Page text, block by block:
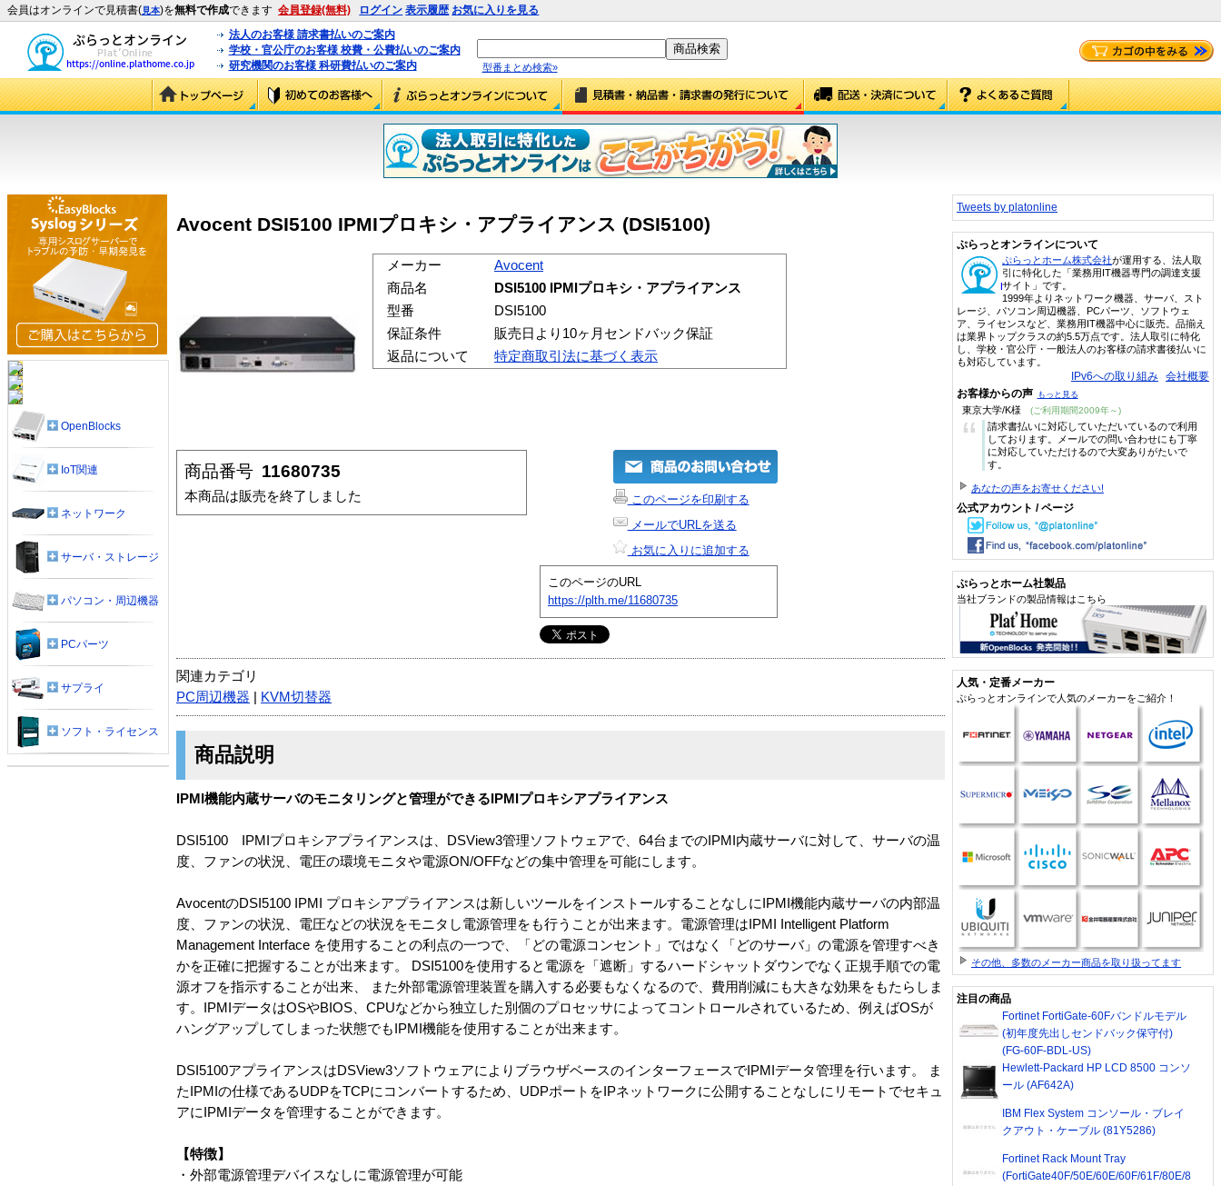
会員はオンラインで見積書(見本)を無料で作成できます 会員登録(無料) ログイン 表示履歴 お気に入りを見る
法人のお客様 請求書払いのご案内
学校・官公庁のお客様 校費・公費払いのご案内
研究機関のお客様 科研費払いのご案内
型番まとめ検索»
Avocent DSI5100 IPMIプロキシ・アプライアンス (DSI5100)
メーカー
Avocent
商品名
DSI5100 IPMIプロキシ・アプライアンス
型番
DSI5100
保証条件
販売日より10ヶ月センドバック保証
返品について
特定商取引法に基づく表示
商品番号 11680735
本商品は販売を終了しました
このページを印刷する
メールでURLを送る
お気に入りに追加する
このページのURL
https://plth.me/11680735
関連カテゴリ
PC周辺機器
KVM切替器
商品説明
IPMI機能内蔵サーバのモニタリングと管理ができるIPMIプロキシアプライアンス
DSI5100 IPMIプロキシアプライアンスは、DSView3管理ソフトウェアで、64台までのIPMI内蔵サーバに対して、サーバの温
度、ファンの状況、電圧の環境モニタや電源ON/OFFなどの集中管理を可能にします。
AvocentのDSI5100 IPMI プロキシアプライアンスは新しいツールをインストールすることなしにIPMI機能内蔵サーバの内部温
度、ファンの状況、電圧などの状況をモニタし電源管理をも行うことが出来ます。電源管理はIPMI Intelligent Platform
Management Interface を使用することの利点の一つで、「どの電源コンセント」ではなく「どのサーバ」の電源を管理すべき
かを正確に把握することが出来ます。 DSI5100を使用すると電源を「遮断」するハードシャットダウンでなく正規手順での電
源オフを指示することが出来、 また外部電源管理装置を購入する必要もなくなるので、費用削減にも大きな効果をもたらしま
す。IPMIデータはOSやBIOS、CPUなどから独立した別個のプロセッサによってコントロールされているため、例えばOSが
ハングアップしてしまった状態でもIPMI機能を使用することが出来ます。
DSI5100アプライアンスはDSView3ソフトウェアによりブラウザベースのインターフェースでIPMIデータ管理を行います。 ま
たIPMIの仕様であるUDPをTCPにコンバートするため、UDPポートをIPネットワークに公開することなしにリモートでセキュ
アにIPMIデータを管理することができます。
【特徴】
・外部電源管理デバイスなしに電源管理が可能
OpenBlocks
IoT関連
ネットワーク
サーバ・ストレージ
パソコン・周辺機器
PCパーツ
サプライ
ソフト・ライセンス
Tweets by platonline
ぷらっとオンラインについて
ぷらっとホーム株式会社が運用する、法人取
引に特化した「業務用IT機器専門の調達支援
サイト」です。
1999年よりネットワーク機器、サーバ、スト
レージ、パソコン周辺機器、PCパーツ、ソフトウェ
ア、ライセンスなど、業務用IT機器中心に販売。品揃え
は業界トップクラスの約5.5万点です。法人取引に特化
し、学校・官公庁・一般法人のお客様の請求書後払いに
も対応しています。
IPv6への取り組み 会社概要
お客様からの声 もっと見る
東京大学/K様 (ご利用期間2009年～)
“
請求書払いに対応していただいているので利用
しております。メールでの問い合わせにも丁寧
に対応していただけるので大変ありがたいで
す。
あなたの声をお寄せください!
公式アカウント / ページ
ぷらっとホーム社製品
当社ブランドの製品情報はこちら
人気・定番メーカー
ぷらっとオンラインで人気のメーカーをご紹介！
その他、多数のメーカー商品を取り扱ってます
注目の商品
Fortinet FortiGate-60Fバンドルモデル
(初年度先出しセンドバック保守付)
(FG-60F-BDL-US)
Hewlett-Packard HP LCD 8500 コンソ
ール (AF642A)
IBM Flex System コンソール・ブレイ
クアウト・ケーブル (81Y5286)
Fortinet Rack Mount Tray
(FortiGate40F/50E/60E/60F/61F/80E/8